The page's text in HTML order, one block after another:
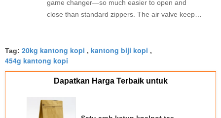
game changer—so much easier to open and
close than standard zippers. The air valve keeps
dried fruit on camping trips.
Tag: 20kg kantong kopi , kantong biji kopi ,
454g kantong kopi
Dapatkan Harga Terbaik untuk